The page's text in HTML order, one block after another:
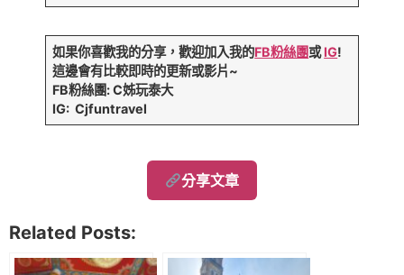
如果你喜歡我的分享，歡迎加入我的FB粉絲團或IG!
這邊會有比較即時的更新或影片~
FB粉絲團: C姊玩泰大
IG: Cjfuntravel
分享文章
Related Posts: